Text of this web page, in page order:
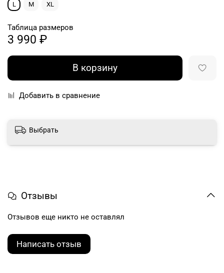
L
M XL
Таблица размеров
3 990 ₽
В корзину
Добавить в сравнение
Выбрать
Отзывы
Отзывов еще никто не оставлял
Написать отзыв